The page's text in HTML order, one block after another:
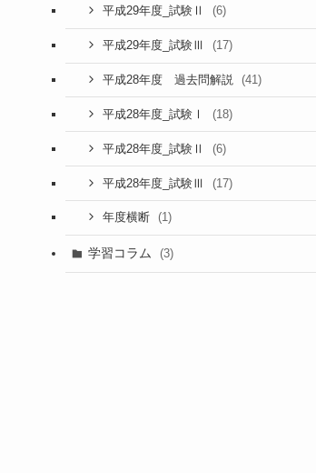
平成29年度_試験Ⅱ (6)
平成29年度_試験Ⅲ (17)
平成28年度 過去問解説 (41)
平成28年度_試験Ⅰ (18)
平成28年度_試験Ⅱ (6)
平成28年度_試験Ⅲ (17)
年度横断 (1)
学習コラム (3)